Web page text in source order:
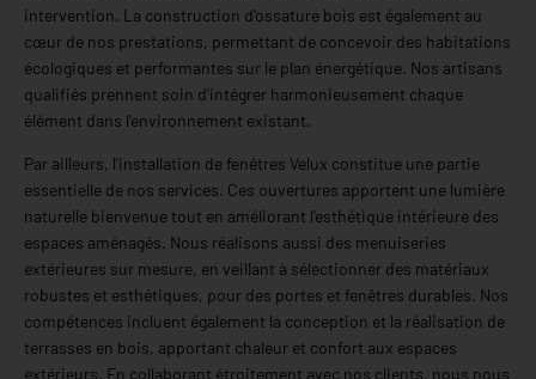
intervention. La construction d'ossature bois est également au
cœur de nos prestations, permettant de concevoir des habitations
écologiques et performantes sur le plan énergétique. Nos artisans
qualifiés prennent soin d'intégrer harmonieusement chaque
élément dans l'environnement existant.
Par ailleurs, l'installation de fenêtres Velux constitue une partie
essentielle de nos services. Ces ouvertures apportent une lumière
naturelle bienvenue tout en améliorant l'esthétique intérieure des
espaces aménagés. Nous réalisons aussi des menuiseries
extérieures sur mesure, en veillant à sélectionner des matériaux
robustes et esthétiques, pour des portes et fenêtres durables. Nos
compétences incluent également la conception et la réalisation de
terrasses en bois, apportant chaleur et confort aux espaces
extérieurs. En collaborant étroitement avec nos clients, nous nous